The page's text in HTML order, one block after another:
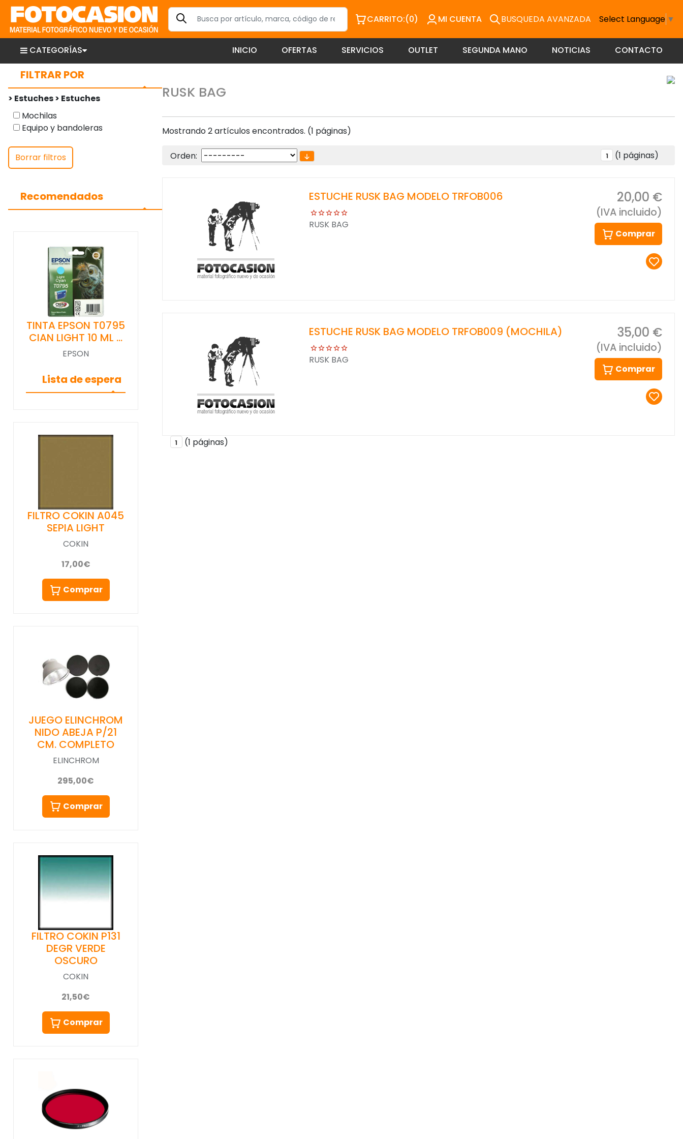
CARRITO:(0) MI CUENTA BUSQUEDA AVANZADA Select Language ▼
CATEGORÍAS INICIO OFERTAS SERVICIOS OUTLET SEGUNDA MANO NOTICIAS CONTACTO
FILTRAR POR
> Estuches > Estuches
Mochilas
Equipo y bandoleras
Borrar filtros
Recomendados
TINTA EPSON T0795
CIAN LIGHT 10 ML …
EPSON
Lista de espera
FILTRO COKIN A045
SEPIA LIGHT
COKIN
17,00€
Comprar
JUEGO ELINCHROM
NIDO ABEJA P/21
CM. COMPLETO
ELINCHROM
295,00€
Comprar
FILTRO COKIN P131
DEGR VERDE
OSCURO
COKIN
21,50€
Comprar
RUSK BAG
Mostrando 2 artículos encontrados. (1 páginas)
Orden: 1 (1 páginas)
ESTUCHE RUSK BAG MODELO TRFOB006
RUSK BAG
20,00 €
(IVA incluido)
Comprar
ESTUCHE RUSK BAG MODELO TRFOB009 (MOCHILA)
RUSK BAG
35,00 €
(IVA incluido)
Comprar
1 (1 páginas)